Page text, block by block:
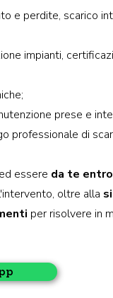
e perdite, scarico
impianti,
prese e
professionale di
essere da te
oltre alla
per risolvere in